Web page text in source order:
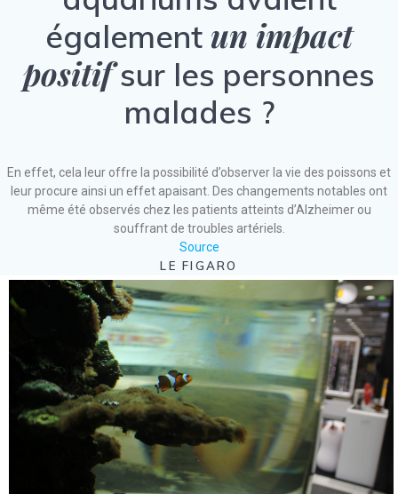
également un impact
positifsur les personnes
malades ?
En effet, cela leur offre la possibilité d’observer la vie des poissons et
leur procure ainsi un effet apaisant. Des changements notables ont
même été observés chez les patients atteints d’Alzheimer ou
souffrant de troubles artériels.
Source
LE FIGARO